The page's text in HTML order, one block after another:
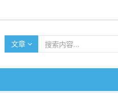
文章